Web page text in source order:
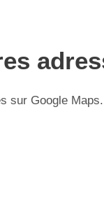
sur Google